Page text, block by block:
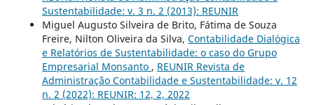
Sustentabilidade: v. 3 n. 2 (2013): REUNIR
Miguel Augusto Silveira de Brito, Fátima de Souza
Freire, Nilton Oliveira da Silva, Contabilidade Dialógica
e Relatórios de Sustentabilidade: o caso do Grupo
Empresarial Monsanto , REUNIR Revista de
Administração Contabilidade e Sustentabilidade: v. 12
n. 2 (2022): REUNIR: 12, 2, 2022